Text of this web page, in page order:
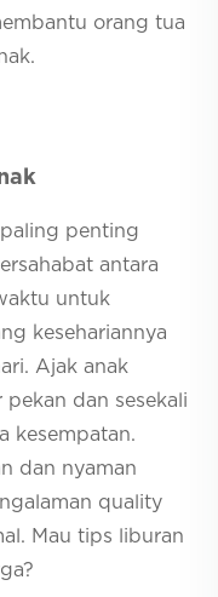
orang tua
penting
antara
untuk
kesehariannya
Ajak anak
dan sesekali
kesempatan.
dan nyaman
quality
Mau tips liburan